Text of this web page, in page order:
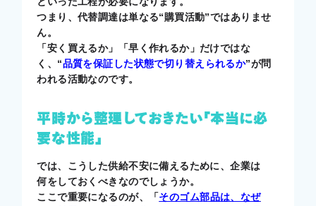
つまり、代替調達は単なる“購買活動”ではありませ
ん。
「安く買えるか」「早く作れるか」だけではな
く、“品質を保証した状態で切り替えられるか”が問
われる活動なのです。
平時から整理しておきたい「本当に必
要な性能」
では、こうした供給不安に備えるために、企業は
何をしておくべきなのでしょうか。
ここで重要になるのが、「そのゴム部品は、なぜ